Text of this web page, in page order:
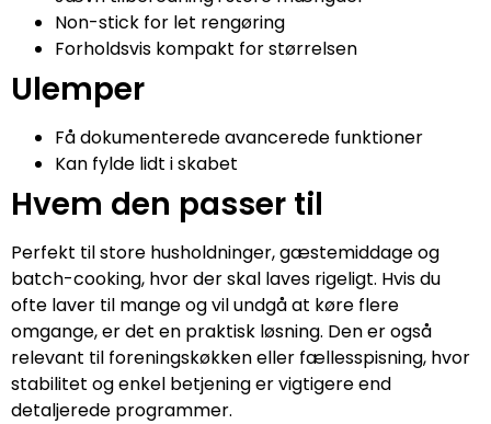
Non-stick for let rengøring
Forholdsvis kompakt for størrelsen
Ulemper
Få dokumenterede avancerede funktioner
Kan fylde lidt i skabet
Hvem den passer til
Perfekt til store husholdninger, gæstemiddage og
batch-cooking, hvor der skal laves rigeligt. Hvis du
ofte laver til mange og vil undgå at køre flere
omgange, er det en praktisk løsning. Den er også
relevant til foreningskøkken eller fællesspisning, hvor
stabilitet og enkel betjening er vigtigere end
detaljerede programmer.